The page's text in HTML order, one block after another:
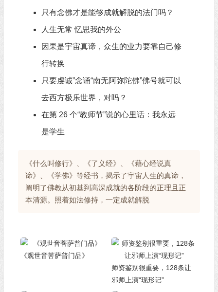
只有念佛才是能够成就解脱的法门吗？
人生无常 忆思我的外公
因果是宇宙真谛，众生的业力要靠自己修
行转换
只要虔诚”念诵“南无阿弥陀佛”佛号就可以
去西方极乐世界，对吗？
在第 26 个“教师节”说的心里话：我永远
是学生
《什么叫修行》、《了义经》、《藉心经说真
谛》、《学佛》等经书，揭示了宇宙人生的真谛，
阐明了佛教从初基到高深成就的各阶段的正理且正
本清源。照着如法修持，一定成就解脱
《观世音菩萨普门品》
师资鉴别很重要，128条让
邪师上演“现形记”